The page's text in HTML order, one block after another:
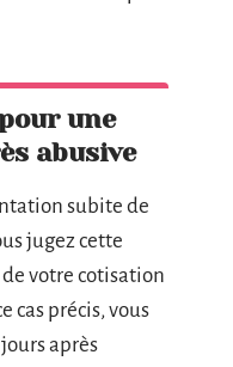
une
abusive
subite de
jugez cette
votre cotisation
cas précis, vous
après